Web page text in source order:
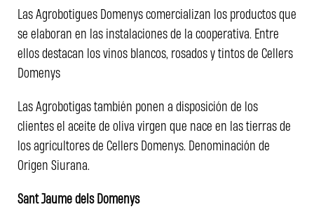
Las Agrobotigues Domenys comercializan los productos que
se elaboran en las instalaciones de la cooperativa. Entre
ellos destacan los vinos blancos, rosados y tintos de Cellers
Domenys
Las Agrobotigas también ponen a disposición de los
clientes el aceite de oliva virgen que nace en las tierras de
los agricultores de Cellers Domenys. Denominación de
Origen Siurana.
Sant Jaume dels Domenys